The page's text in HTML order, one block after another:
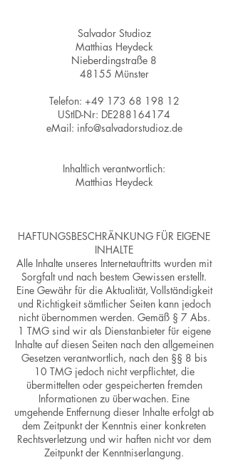
Salvador Studioz
Matthias Heydeck
Nieberdingstraße 8
48155 Münster
Telefon: +49 173 68 198 12
UStID-Nr: DE288164174
eMail: info@salvadorstudioz.de
Inhaltlich verantwortlich:
Matthias Heydeck
HAFTUNGSBESCHRÄNKUNG FÜR EIGENE
INHALTE
Alle Inhalte unseres Internetauftritts wurden mit
Sorgfalt und nach bestem Gewissen erstellt.
Eine Gewähr für die Aktualität, Vollständigkeit
und Richtigkeit sämtlicher Seiten kann jedoch
nicht übernommen werden. Gemäß § 7 Abs.
1 TMG sind wir als Dienstanbieter für eigene
Inhalte auf diesen Seiten nach den allgemeinen
Gesetzen verantwortlich, nach den §§ 8 bis
10 TMG jedoch nicht verpflichtet, die
übermittelten oder gespeicherten fremden
Informationen zu überwachen. Eine
umgehende Entfernung dieser Inhalte erfolgt ab
dem Zeitpunkt der Kenntnis einer konkreten
Rechtsverletzung und wir haften nicht vor dem
Zeitpunkt der Kenntniserlangung.